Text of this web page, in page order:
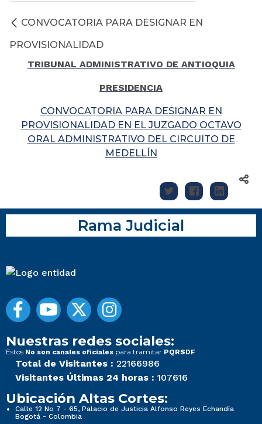
CONVOCATORIA PARA DESIGNAR EN
PROVISIONALIDAD
TRIBUNAL ADMINISTRATIVO DE ANTIOQUIA
PRESIDENCIA
CONVOCATORIA PARA DESIGNAR EN
PROVISIONALIDAD EN EL JUZGADO OCTAVO
ORAL ADMINISTRATIVO DEL CIRCUITO DE
MEDELLÍN
Rama Judicial
Nuestras redes sociales:
Estos No son canales oficiales para tramitar PQRSDF
Total de Visitantes : 22166986
Visitantes Últimas 24 horas : 107616
Ubicación Altas Cortes:
Calle 12 No 7 - 65, Palacio de Justicia Alfonso Reyes Echandía
Bogotá - Colombia